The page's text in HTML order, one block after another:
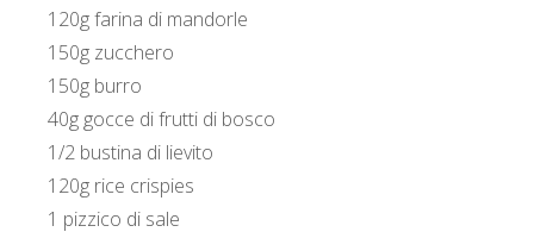
120g farina di mandorle
150g zucchero
150g burro
40g gocce di frutti di bosco
1/2 bustina di lievito
120g rice crispies
1 pizzico di sale